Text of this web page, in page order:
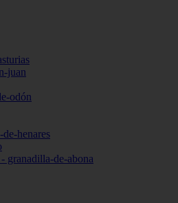
juan
odón
henares
granadilla-de-abona